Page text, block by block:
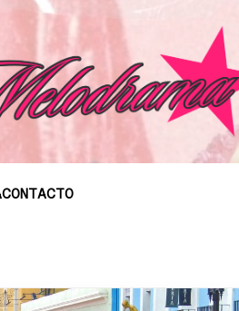
CONTACTO